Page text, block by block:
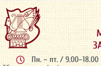
Пн. – пт. / 9.00–18.00